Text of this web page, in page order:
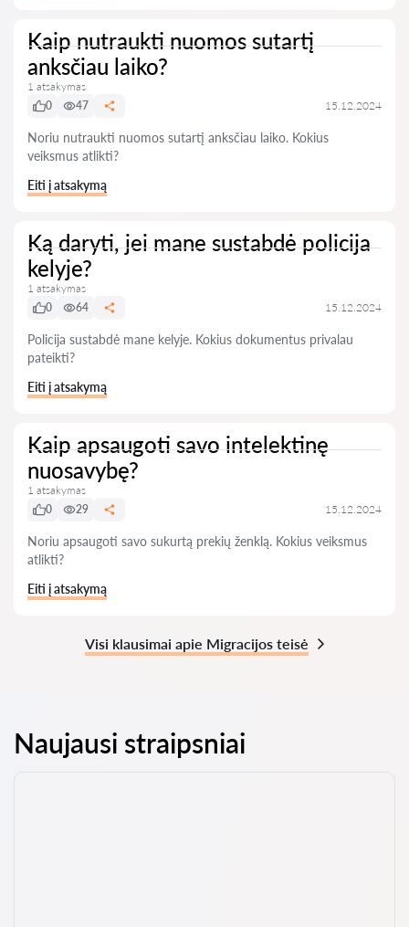
Kaip nutraukti nuomos sutartį
anksčiau laiko?
1 atsakymas
0
47 15.12.2024
Noriu nutraukti nuomos sutartį anksčiau laiko. Kokius
veiksmus atlikti?
Eiti į atsakymą
Ką daryti, jei mane sustabdė policija
kelyje?
1 atsakymas
0
64 15.12.2024
Policija sustabdė mane kelyje. Kokius dokumentus privalau
pateikti?
Eiti į atsakymą
Kaip apsaugoti savo intelektinę
nuosavybę?
1 atsakymas
0
29 15.12.2024
Noriu apsaugoti savo sukurtą prekių ženklą. Kokius veiksmus
atlikti?
Eiti į atsakymą
Visi klausimai apie Migracijos teisė
Naujausi straipsniai